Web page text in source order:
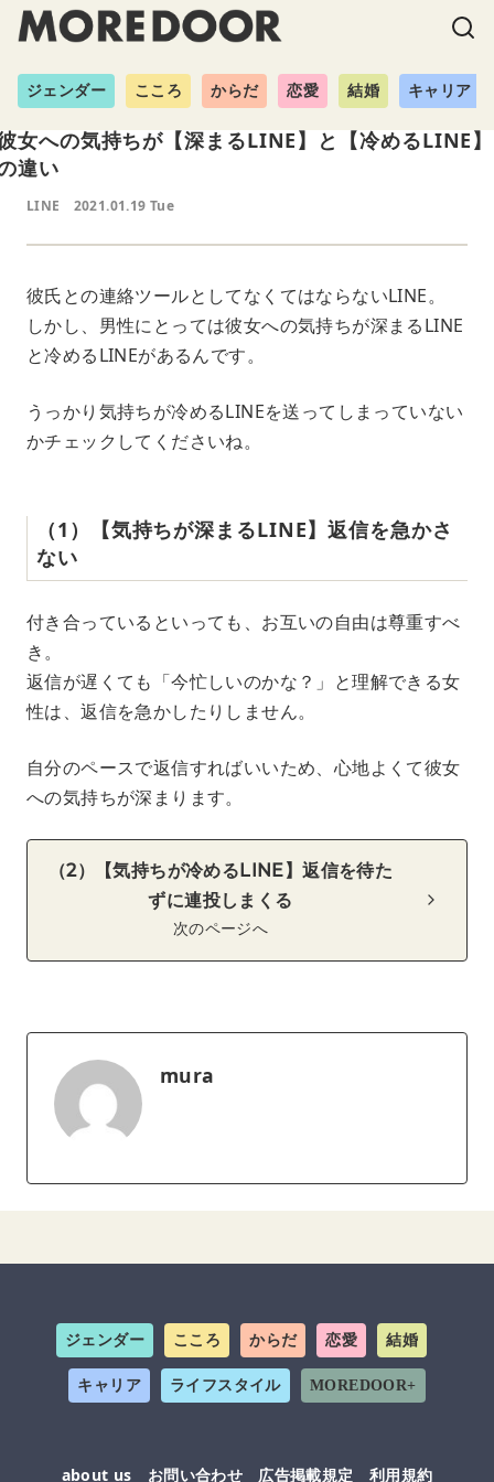
ジェンダー こころ からだ 恋愛 結婚 キャリア
女への気持ちが【深まるLINE】と【冷めるLINE】
違い
LINE 2021.01.19 Tue
彼氏との連絡ツールとしてなくてはならないLINE。
しかし、男性にとっては彼女への気持ちが深まるLINE
と冷めるLINEがあるんです。
うっかり気持ちが冷めるLINEを送ってしまっていない
かチェックしてくださいね。
（1）【気持ちが深まるLINE】返信を急かさ
ない
付き合っているといっても、お互いの自由は尊重すべ
き。
返信が遅くても「今忙しいのかな？」と理解できる女
性は、返信を急かしたりしません。
自分のペースで返信すればいいため、心地よくて彼女
への気持ちが深まります。
（2）【気持ちが冷めるLINE】返信を待た
ずに連投しまくる
次のページへ
mura
ジェンダー こころ からだ 恋愛 結婚
キャリア ライフスタイル MOREDOOR+
about us お問い合わせ 広告掲載規定 利用規約